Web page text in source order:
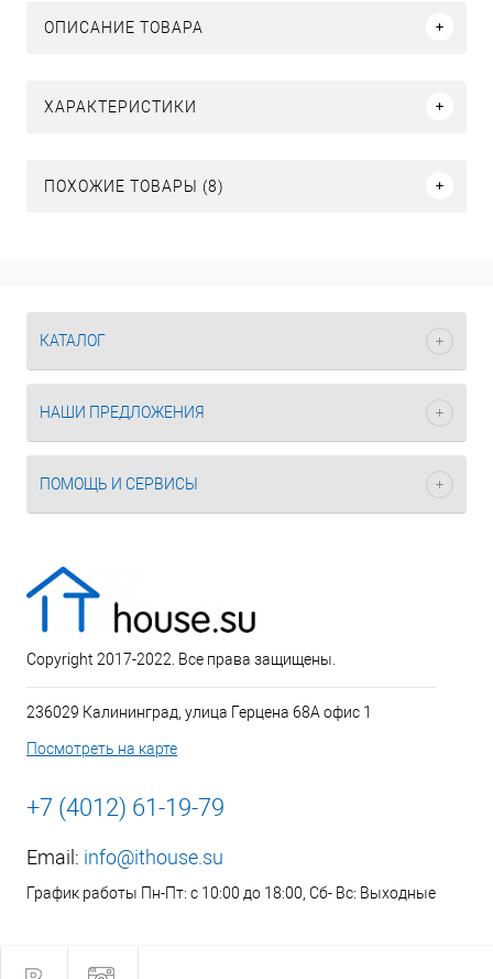
ОПИСАНИЕ ТОВАРА
ХАРАКТЕРИСТИКИ
ПОХОЖИЕ ТОВАРЫ (8)
КАТАЛОГ
НАШИ ПРЕДЛОЖЕНИЯ
ПОМОЩЬ И СЕРВИСЫ
Copyright 2017-2022. Все права защищены.
236029 Калининград, улица Герцена 68А офис 1
Посмотреть на карте
+7 (4012) 61-19-79
Email: info@ithouse.su
График работы Пн-Пт: с 10:00 до 18:00, Сб- Вс: Выходные